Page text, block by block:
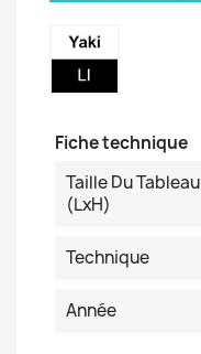
Fiche technique
Taille Du Tableau
(LxH)
Technique
Année